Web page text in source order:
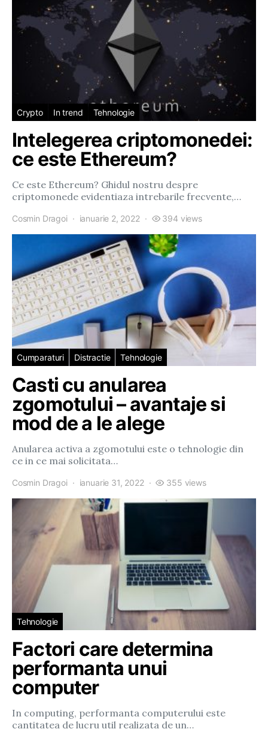
Crypto In trend Tehnologie
Intelegerea criptomonedei:
ce este Ethereum?
Ce este Ethereum? Ghidul nostru despre
criptomonede evidentiaza intrebarile frecvente,…
Cosmin Dragoi ianuarie 2, 2022 394 views
Cumparaturi Distractie Tehnologie
Casti cu anularea
zgomotului – avantaje si
mod de a le alege
Anularea activa a zgomotului este o tehnologie din
ce in ce mai solicitata…
Cosmin Dragoi ianuarie 31, 2022 355 views
Tehnologie
Factori care determina
performanta unui
computer
In computing, performanta computerului este
cantitatea de lucru util realizata de un…